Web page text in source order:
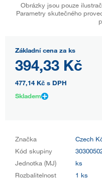
Obrázky jsou pouze
Parametry skutečného
Základní cena za ks
394,33 Kč
477,14 Kč s DPH
Skladem
Značka
Czech
Kód skupiny
Jednotka (MJ)
ks
Rozbalitelnost
1 ks